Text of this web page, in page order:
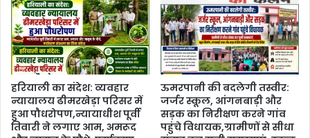
हरियाली का संदेश: व्यवहार
न्यायालय ढीमरखेड़ा परिसर में
हुआ पौधरोपण,न्यायाधीश पूर्वी
तिवारी ने लगाए आम, अमरूद
ऊमरपानी की बदलेगी तस्वीर:
जर्जर स्कूल, आंगनबाड़ी और
सड़क का निरीक्षण करने गांव
पहुंचे विधायक,ग्रामीणों से सीधा